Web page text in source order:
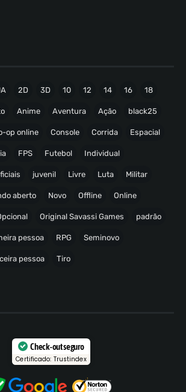
2D 3D 10 12 14 16 18
Anime Aventura Ação black25
op online Console Corrida Espacial
FPS Futebol Individual
juvenil Livre Luta Militar
aberto Novo Offline Online
Original Savassi Games padrão
pessoa RPG Seminovo
pessoa Tiro
Check-out seguro
Certificado: Trustindex